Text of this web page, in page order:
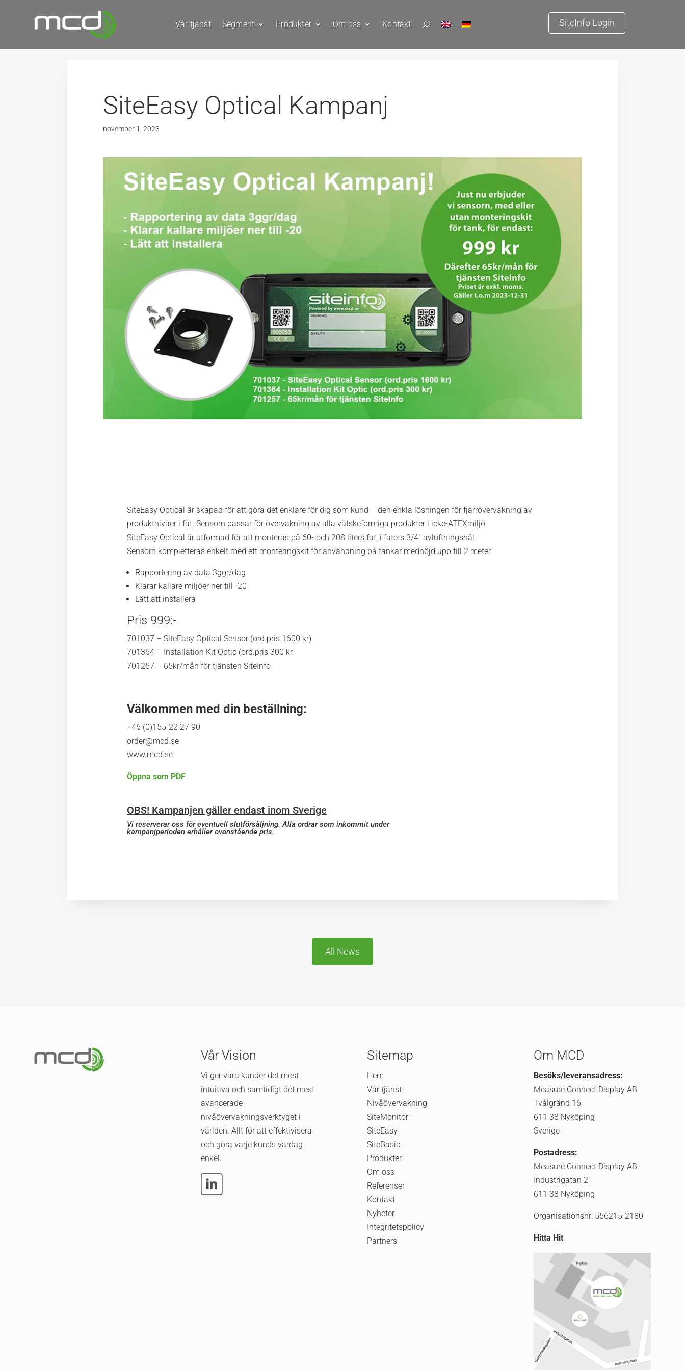
Vår tjänst Segment Produkter Om oss Kontakt U SiteInfo Login
SiteEasy Optical Kampanj
november 1, 2023
SiteEasy Optical är skapad för att göra det enklare för dig som kund – den enkla lösningen för fjärrövervakning av
produktnivåer i fat. Sensorn passar för övervakning av alla vätskeformiga produkter i icke-ATEXmiljö.
SiteEasy Optical är utformad för att monteras på 60- och 208 liters fat, i fatets 3/4” avluftningshål.
Sensorn kompletteras enkelt med ett monteringskit för användning på tankar medhöjd upp till 2 meter.
Rapportering av data 3ggr/dag
Klarar kallare miljöer ner till -20
Lätt att installera
Pris 999:-
701037 – SiteEasy Optical Sensor (ord.pris 1600 kr)
701364 – Installation Kit Optic (ord.pris 300 kr
701257 – 65kr/mån för tjänsten SiteInfo
Välkommen med din beställning:
+46 (0)155-22 27 90
order@mcd.se
www.mcd.se
Öppna som PDF
OBS! Kampanjen gäller endast inom Sverige
Vi reserverar oss för eventuell slutförsäljning. Alla ordrar som inkommit under
kampanjperioden erhåller ovanstående pris.
All News
Vår Vision
Vi ger våra kunder det mest
intuitiva och samtidigt det mest
avancerade
nivåövervakningsverktyget i
världen. Allt för att effektivisera
och göra varje kunds vardag
enkel.
Sitemap
Hem
Vår tjänst
Nivåövervakning
SiteMonitor
SiteEasy
SiteBasic
Produkter
Om oss
Referenser
Kontakt
Nyheter
Integritetspolicy
Partners
Om MCD
Besöks/leveransadress:
Measure Connect Display AB
Tvålgränd 16
611 38 Nyköping
Sverige
Postadress:
Measure Connect Display AB
Industrigatan 2
611 38 Nyköping
Organisationsnr: 556215-2180
Hitta Hit